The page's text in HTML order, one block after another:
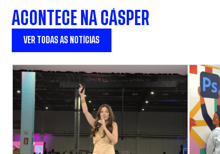
ACONTECE NA CÁSPER
VER TODAS AS NOTÍCIAS